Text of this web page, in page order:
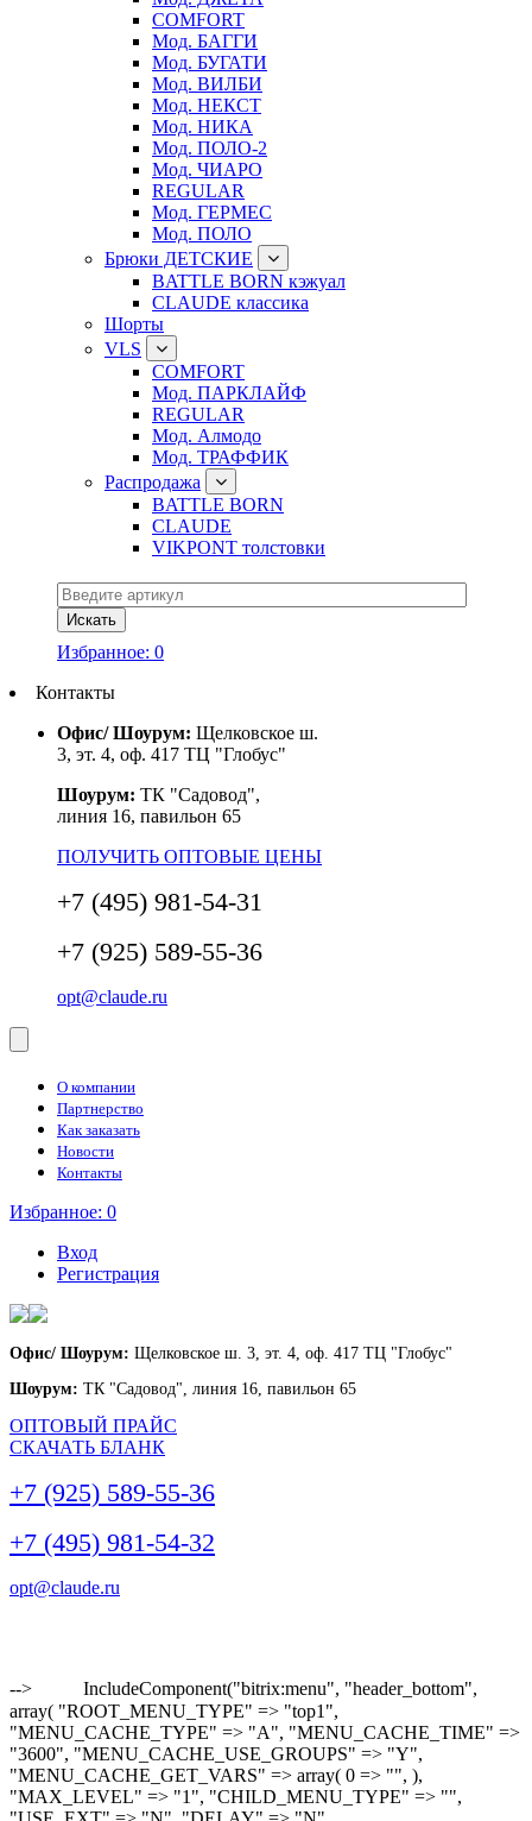
COMFORT
Мод. БАГГИ
Мод. БУГАТИ
Мод. ВИЛБИ
Мод. НЕКСТ
Мод. НИКА
Мод. ПОЛО-2
Мод. ЧИАРО
REGULAR
Мод. ГЕРМЕС
Мод. ПОЛО
Брюки ДЕТСКИЕ
BATTLE BORN кэжуал
CLAUDE классика
Шорты
VLS
COMFORT
Мод. ПАРКЛАЙФ
REGULAR
Мод. Алмодо
Мод. ТРАФФИК
Распродажа
BATTLE BORN
CLAUDE
VIKPONT толстовки
Избранное: 0
Контакты
Офис/ Шоурум: Щелковское ш.
3, эт. 4, оф. 417 ТЦ "Глобус"
Шоурум: ТК "Садовод",
линия 16, павильон 65
ПОЛУЧИТЬ ОПТОВЫЕ ЦЕНЫ
+7 (495) 981-54-31
+7 (925) 589-55-36
opt@claude.ru
О компании
Партнерство
Как заказать
Новости
Контакты
Избранное: 0
Вход
Регистрация
Офис/ Шоурум: Щелковское ш. 3, эт. 4, оф. 417 ТЦ "Глобус"
Шоурум: ТК "Садовод", линия 16, павильон 65
ОПТОВЫЙ ПРАЙС
СКАЧАТЬ БЛАНК
+7 (925) 589-55-36
+7 (495) 981-54-32
opt@claude.ru
-->
IncludeComponent("bitrix:menu", "header_bottom",
array( "ROOT_MENU_TYPE" => "top1",
"MENU_CACHE_TYPE" => "A", "MENU_CACHE_TIME" =>
"3600", "MENU_CACHE_USE_GROUPS" => "Y",
"MENU_CACHE_GET_VARS" => array( 0 => "", ),
"MAX_LEVEL" => "1", "CHILD_MENU_TYPE" => "",